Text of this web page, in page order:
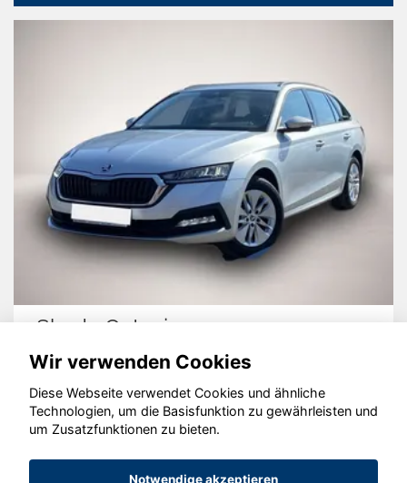
Land Rover Discovery Sport
© konjunkturmotor.de GmbH 2020 - 2026
Wir verwenden Cookies
Diese Webseite verwendet Cookies und ähnliche
Technologien, um die Basisfunktion zu gewährleisten und
um Zusatzfunktionen zu bieten.
Notwendige akzeptieren